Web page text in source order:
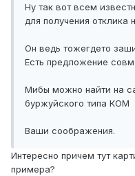
Ну так вот всем
для получения отклика
Он ведь тожегдето
Есть предложение
Мибы можно найти на
буржуйского типа КОМ
Ваши соображения.
Интересно причем тут
примера?